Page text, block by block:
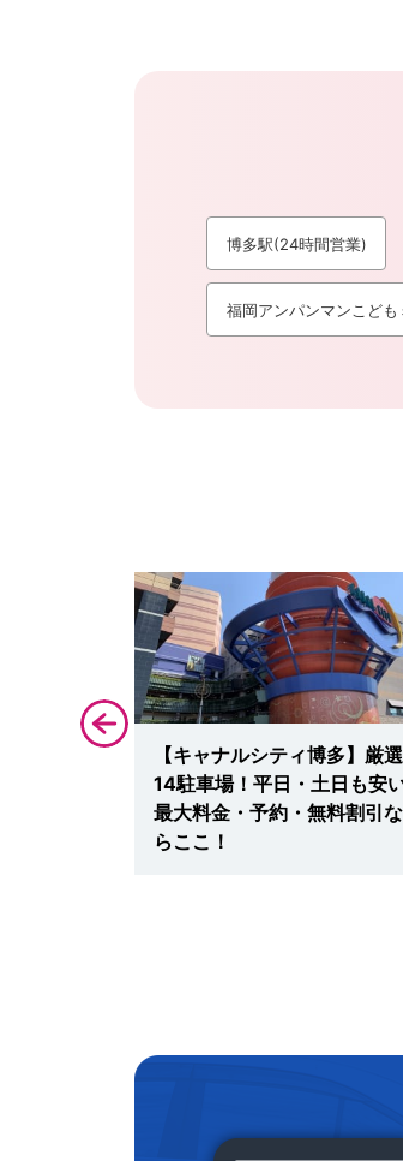
博多駅(24時間営業)
福岡アンパンマンこども
シティ】駐
【キャナルシティ博多】厳選
14駐車場！平日・土日も安
最大料金・予約・無料割引な
らここ！